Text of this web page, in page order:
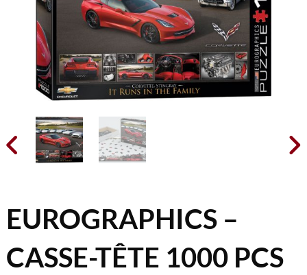
 
EUROGRAPHICS –
CASSE-TÊTE 1000 PCS